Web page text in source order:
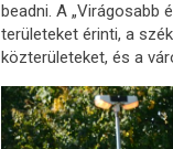
beadni. A „Virágosabb
területeket érinti, a
közterületeket, és a